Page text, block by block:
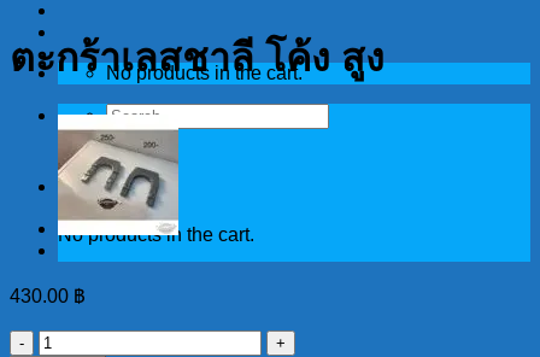
No products in the cart.
Search
for:
Cart
No products in the cart.
ตะกร้าเลสชาลี โค้ง สูง
430.00 ฿
ตะ